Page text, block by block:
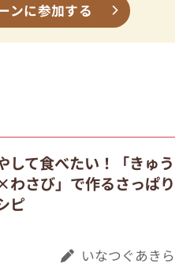
ンに参加する
して食べたい！「きゅう
わさび」で作るさっぱり
ピ
いなつぐあきら